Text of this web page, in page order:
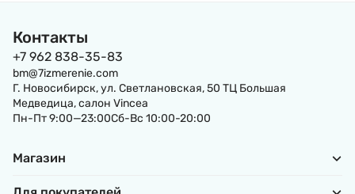
Контакты
+7 962 838-35-83
bm@7izmerenie.com
Г. Новосибирск, ул. Светлановская, 50 ТЦ Большая
Медведица, салон Vincea
Пн-Пт 9:00—23:00Сб-Вс 10:00-20:00
Магазин